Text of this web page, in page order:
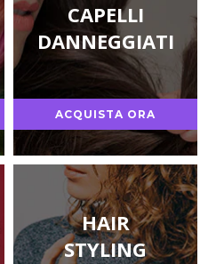
CAPELLI
DANNEGGIATI
ACQUISTA ORA
HAIR
STYLING